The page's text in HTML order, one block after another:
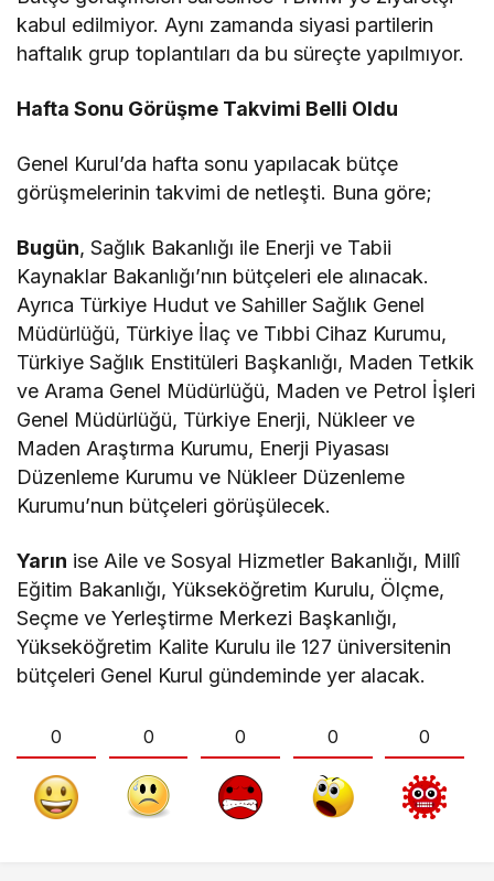
kabul edilmiyor. Aynı zamanda siyasi partilerin
haftalık grup toplantıları da bu süreçte yapılmıyor.
Hafta Sonu Görüşme Takvimi Belli Oldu
Genel Kurul’da hafta sonu yapılacak bütçe
görüşmelerinin takvimi de netleşti. Buna göre;
Bugün, Sağlık Bakanlığı ile Enerji ve Tabii
Kaynaklar Bakanlığı’nın bütçeleri ele alınacak.
Ayrıca Türkiye Hudut ve Sahiller Sağlık Genel
Müdürlüğü, Türkiye İlaç ve Tıbbi Cihaz Kurumu,
Türkiye Sağlık Enstitüleri Başkanlığı, Maden Tetkik
ve Arama Genel Müdürlüğü, Maden ve Petrol İşleri
Genel Müdürlüğü, Türkiye Enerji, Nükleer ve
Maden Araştırma Kurumu, Enerji Piyasası
Düzenleme Kurumu ve Nükleer Düzenleme
Kurumu’nun bütçeleri görüşülecek.
Yarın ise Aile ve Sosyal Hizmetler Bakanlığı, Millî
Eğitim Bakanlığı, Yükseköğretim Kurulu, Ölçme,
Seçme ve Yerleştirme Merkezi Başkanlığı,
Yükseköğretim Kalite Kurulu ile 127 üniversitenin
bütçeleri Genel Kurul gündeminde yer alacak.
0 0 0 0 0